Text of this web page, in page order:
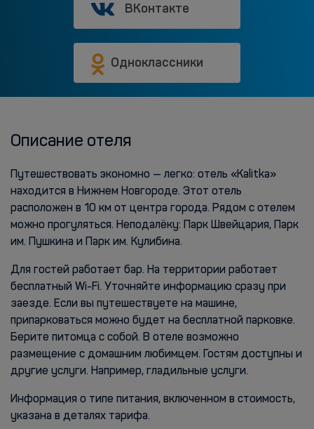
ВКонтакте
Одноклассники
Описание отеля
Путешествовать экономно — легко: отель «Kalitka»
находится в Нижнем Новгороде. Этот отель
расположен в 10 км от центра города. Рядом с отелем
можно прогуляться. Неподалёку: Парк Швейцария, Парк
им. Пушкина и Парк им. Кулибина.
Для гостей работает бар. На территории работает
бесплатный Wi-Fi. Уточняйте информацию сразу при
заезде. Если вы путешествуете на машине,
припарковаться можно будет на бесплатной парковке.
Берите питомца с собой. В отеле возможно
размещение с домашним любимцем. Гостям доступны и
другие услуги. Например, гладильные услуги.
Информация о типе питания, включенном в стоимость,
указана в деталях тарифа.